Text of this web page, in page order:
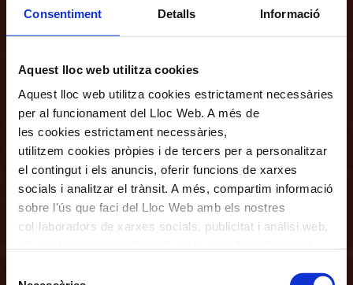
Consentiment Detalls Informació
Aquest lloc web utilitza cookies
Aquest lloc web utilitza cookies estrictament necessàries
per al funcionament del Lloc Web. A més de
les cookies estrictament necessàries,
utilitzem cookies pròpies i de tercers per a personalitzar
el contingut i els anuncis, oferir funcions de xarxes
socials i analitzar el trànsit. A més, compartim informació
sobre l'ús que faci del Lloc Web amb els nostres
col·laboradors de xarxes socials, publicitat i anàlisi web,